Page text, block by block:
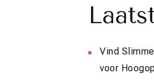
Vind
voor